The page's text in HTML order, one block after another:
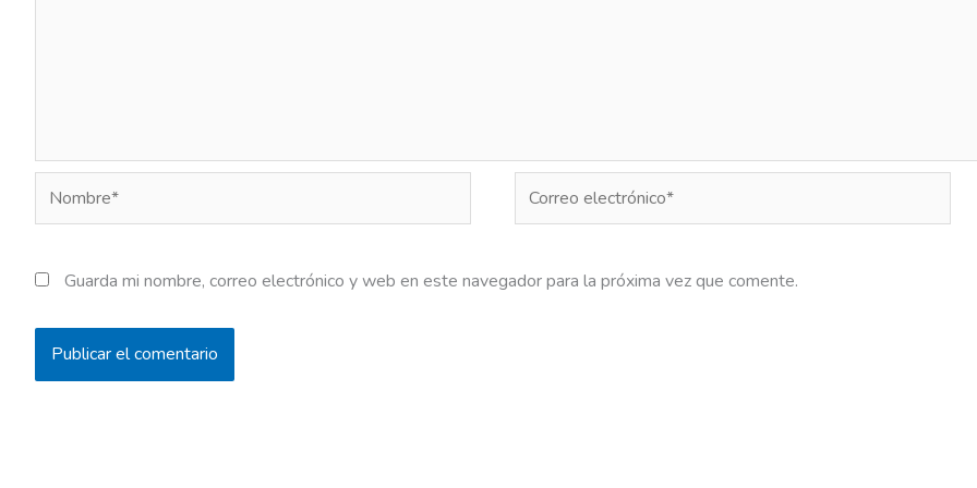
Nombre*
Correo
electrónico*
Guarda mi nombre, correo electrónico y web en este navegador para la próxima vez que comente.